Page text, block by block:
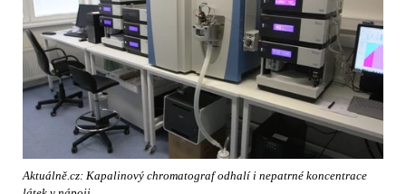
Aktuálně.cz: Kapalinový chromatograf odhalí i nepatrné koncentrace